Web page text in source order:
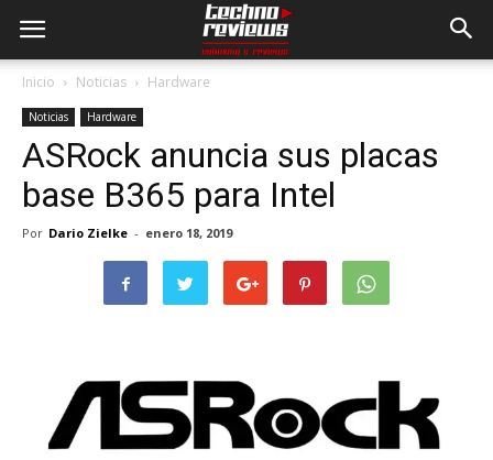
Inicio Noticias Hardware
Noticias Hardware
ASRock anuncia sus placas
base B365 para Intel
Por Dario Zielke - enero 18, 2019